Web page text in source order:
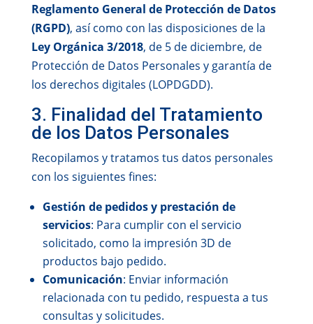
Reglamento General de Protección de Datos
(RGPD), así como con las disposiciones de la
Ley Orgánica 3/2018, de 5 de diciembre, de
Protección de Datos Personales y garantía de
los derechos digitales (LOPDGDD).
3. Finalidad del Tratamiento
de los Datos Personales
Recopilamos y tratamos tus datos personales
con los siguientes fines:
Gestión de pedidos y prestación de
servicios: Para cumplir con el servicio
solicitado, como la impresión 3D de
productos bajo pedido.
Comunicación: Enviar información
relacionada con tu pedido, respuesta a tus
consultas y solicitudes.